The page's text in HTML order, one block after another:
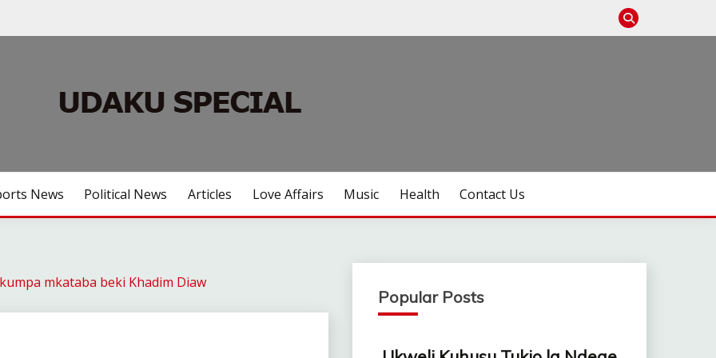
News Political News Articles Love Affairs Music Health Contact Us
mkataba beki Khadim Diaw
Popular Posts